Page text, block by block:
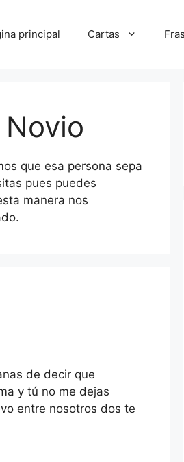
principal Cartas
que esa persona sepa
pues puedes
manera nos
de decir que
y tú no me dejas
entre nosotros dos te